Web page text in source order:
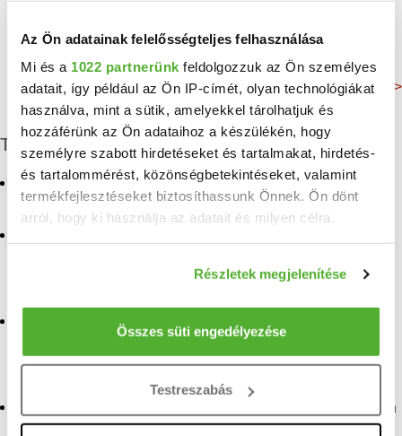
Az Ön adatainak felelősségteljes felhasználása
Mi és a 1022 partnerünk feldolgozzuk az Ön személyes
adatait, így például az Ön IP-címét, olyan technológiákat
használva, mint a sütik, amelyekkel tárolhatjuk és
hozzáférünk az Ön adataihoz a készülékén, hogy
személyre szabott hirdetéseket és tartalmakat, hirdetés-
és tartalommérést, közönségbetekintéseket, valamint
termékfejlesztéseket biztosíthassunk Önnek. Ön dönt
arról, hogy ki használja az adatait és milyen célra.
Információgyűjtés az Ön földrajzi elhelyezkedéséről
pár méteres pontossággal
Az Ön készülékén beazonosítása annak konkrét
módjairól és adja meg preferenciáit a
pontban. Bármikor módosíthatja vagy visszavonhatja a
Részletek megjelenítése
Összes süti engedélyezése
Testreszabás
128 m² 38 319 Fő 27 787 db
Még több adat >
További albérletek
Kiadó üzlethelyiség Belső
Terézváros
Kiadó iroda, üzlethelyiség,
vendeglató egység, ipari
ingatlan, hotel
Terézváros
Kiadó iroda Budapesten a
VI. kerületben
kerületben
Kiadó ipari ingatlan
Budapesten a VI.
kerületben
vendeglató egység, ipari
ingatlan, hotel Budapesten
a VI. kerületben